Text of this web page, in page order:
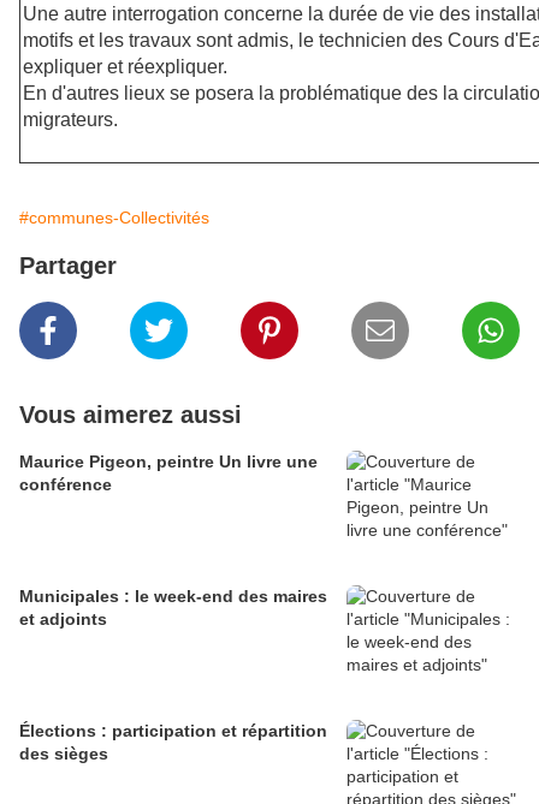
Une autre interrogation concerne la durée de vie des
motifs et les travaux sont admis, le technicien des Cours
expliquer et réexpliquer.
En d'autres lieux se posera la problématique des la
migrateurs.
#communes-Collectivités
Partager
Vous aimerez aussi
Maurice Pigeon, peintre Un livre une
conférence
Municipales : le week-end des maires
et adjoints
Élections : participation et répartition
des sièges